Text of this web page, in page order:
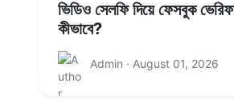
ভিডিও সেলফি দিয়ে ফেসবুক
কীভাবে?
Admin · August 01, 2026